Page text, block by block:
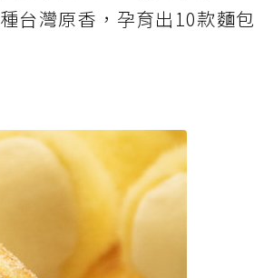
台灣原香，孕育出10款麵包